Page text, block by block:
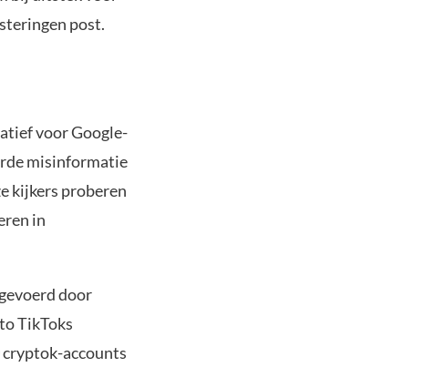
post.
voor Google-
misinformatie
kijkers proberen
in
door
TikToks
cryptok-accounts